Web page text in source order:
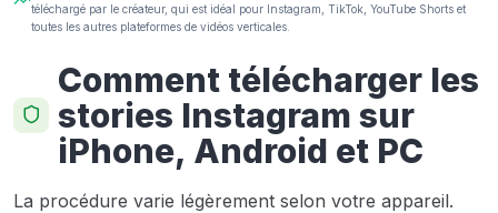
téléchargé par le créateur, qui est idéal pour Instagram, TikTok, YouTube Shorts et
toutes les autres plateformes de vidéos verticales.
Comment télécharger les
stories Instagram sur
iPhone, Android et PC
La procédure varie légèrement selon votre appareil.